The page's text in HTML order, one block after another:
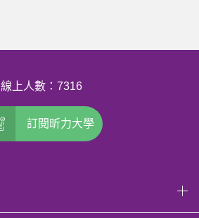
線上人數：7316
訂閱昕力大學